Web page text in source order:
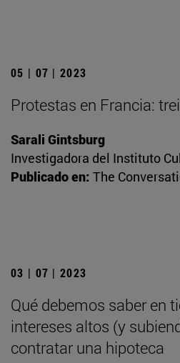
05 | 07 | 2023
Protestas en Francia:
Sarali Gintsburg
Investigadora del Instituto
Publicado en: The
03 | 07 | 2023
Qué debemos saber en
intereses altos (y
contratar una hipoteca